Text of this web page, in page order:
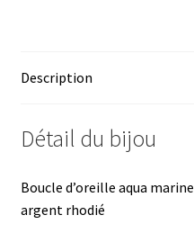
o
o
k
Description
Détail du bijou
Boucle d’oreille aqua
argent rhodié